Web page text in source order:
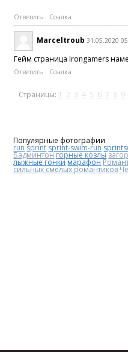
Ответить Ссылка
Marceltroub 31.05.2020
Гейм страница Irongamers
Ответить Ссылка
Страницы: 1 2 3 4 5 6 7 8 9
Популярные фотографии
run sprint sprint-swim-run
Бадминтонгорные козлы
лыжные гонки марафон
сильных смелых романтиков